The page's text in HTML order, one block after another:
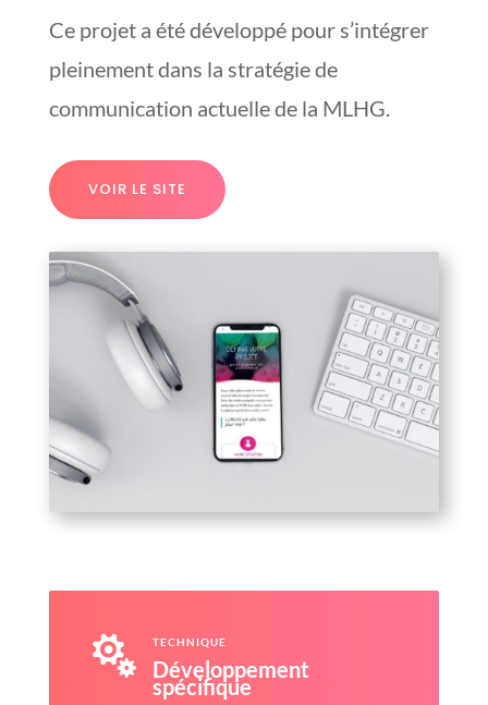
Ce projet a été développé pour s’intégrer
pleinement dans la stratégie de
communication actuelle de la MLHG.
VOIR LE SITE
 TECHNIQUE
Développement
spécifique